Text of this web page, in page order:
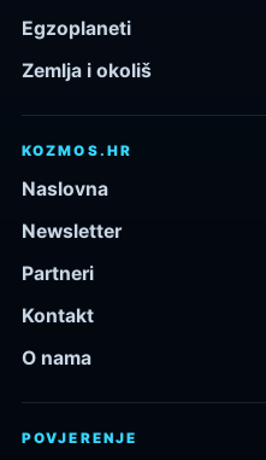
Egzoplaneti
Zemlja i okoliš
KOZMOS.HR
Naslovna
Newsletter
Partneri
Kontakt
O nama
POVJERENJE